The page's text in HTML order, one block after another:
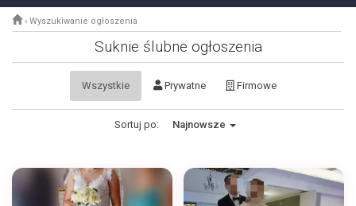
› Wyszukiwanie ogłoszenia
Suknie ślubne ogłoszenia
Wszystkie Prywatne Firmowe
Sortuj po: Najnowsze